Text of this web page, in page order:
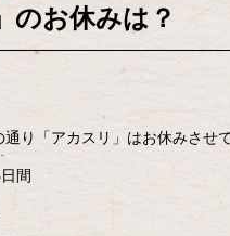
のお休みは？
り「アカスリ」はお休みさせ
間